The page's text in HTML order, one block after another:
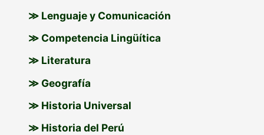
≫ Lenguaje y Comunicación
≫ Competencia Lingüítica
≫ Literatura
≫ Geografía
≫ Historia Universal
≫ Historia del Perú